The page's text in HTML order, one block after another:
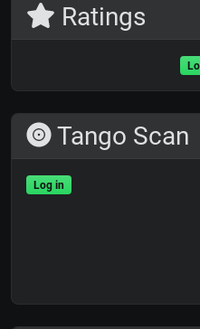
Ratings
Tango Scan
Log in